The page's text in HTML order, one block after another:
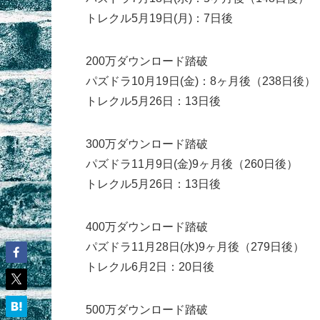
トレクル5月19日(月)：7日後
200万ダウンロード踏破
パズドラ10月19日(金)：8ヶ月後（238日後）
トレクル5月26日：13日後
300万ダウンロード踏破
パズドラ11月9日(金)9ヶ月後（260日後）
トレクル5月26日：13日後
400万ダウンロード踏破
パズドラ11月28日(水)9ヶ月後（279日後）
トレクル6月2日：20日後
500万ダウンロード踏破